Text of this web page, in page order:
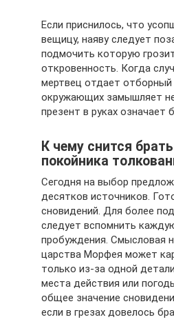
Если приснилось, что
вещицу, наяву следует
подмочить которую
откровенность. Когда
мертвец отдает отборный
окружающих замышляет
презент в руках означает
К чему снится
покойника
Сегодня на выбор
десятков источников.
сновидений. Для более
следует вспомнить
пробуждения. Смысловая
царства Морфея может
только из-за одной
места действия или
общее значение
если в грезах довелось